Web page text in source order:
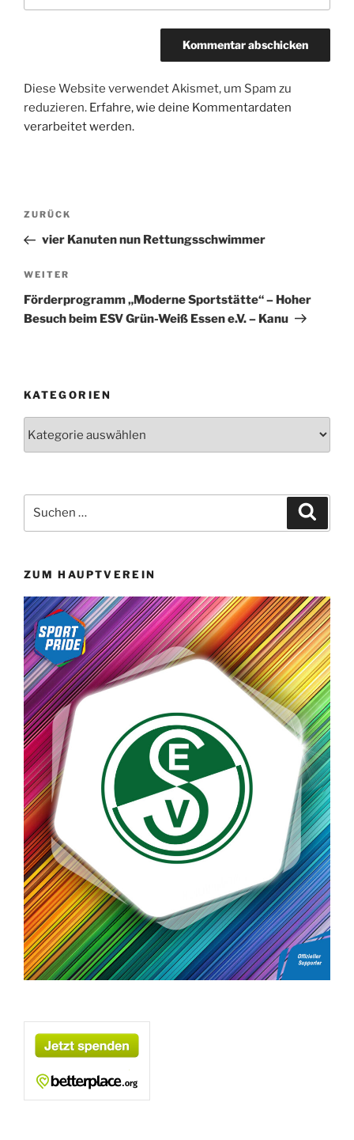
Diese Website verwendet Akismet, um Spam zu
reduzieren. Erfahre, wie deine Kommentardaten
verarbeitet werden.
Beitragsnavigation
Vorheriger
Beitrag
ZURÜCK
vier Kanuten nun Rettungsschwimmer
Nächster
Beitrag
WEITER
Förderprogramm „Moderne Sportstätte“ – Hoher
Besuch beim ESV Grün-Weiß Essen e.V. – Kanu
KATEGORIEN
nach:
ZUM HAUPTVEREIN